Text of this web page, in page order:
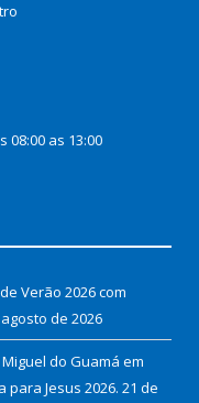
08:00 as 13:00
Verão 2026 com
de 2026
do Guamá em
Jesus 2026. 21 de